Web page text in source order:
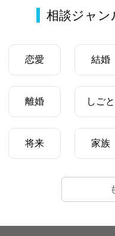
相談ジャン
恋愛 結婚
離婚 しごと
将来 家族